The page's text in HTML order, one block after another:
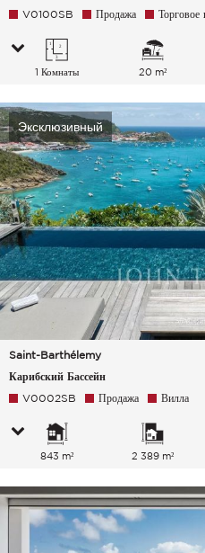
V0100SB Продажа Торговое
1 Комнаты 20 m²
Эксклюзивный
Saint-Barthélemy
Карибский Бассейн
V0002SB Продажа Вилла
843 m² 2 389 m²